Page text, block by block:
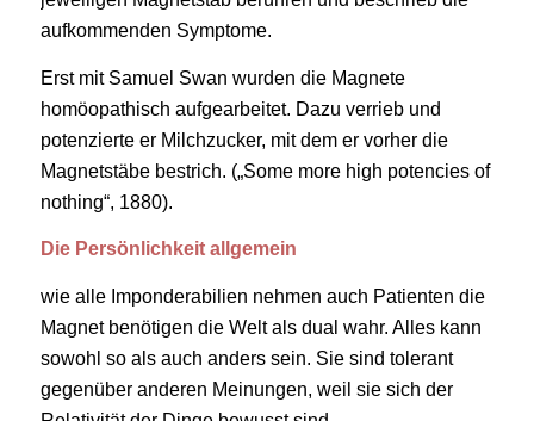
aufkommenden Symptome.
Erst mit Samuel Swan wurden die Magnete
homöopathisch aufgearbeitet. Dazu verrieb und
potenzierte er Milchzucker, mit dem er vorher die
Magnetstäbe bestrich. („Some more high potencies of
nothing“, 1880).
Die Persönlichkeit allgemein
wie alle Imponderabilien nehmen auch Patienten die
Magnet benötigen die Welt als dual wahr. Alles kann
sowohl so als auch anders sein. Sie sind tolerant
gegenüber anderen Meinungen, weil sie sich der